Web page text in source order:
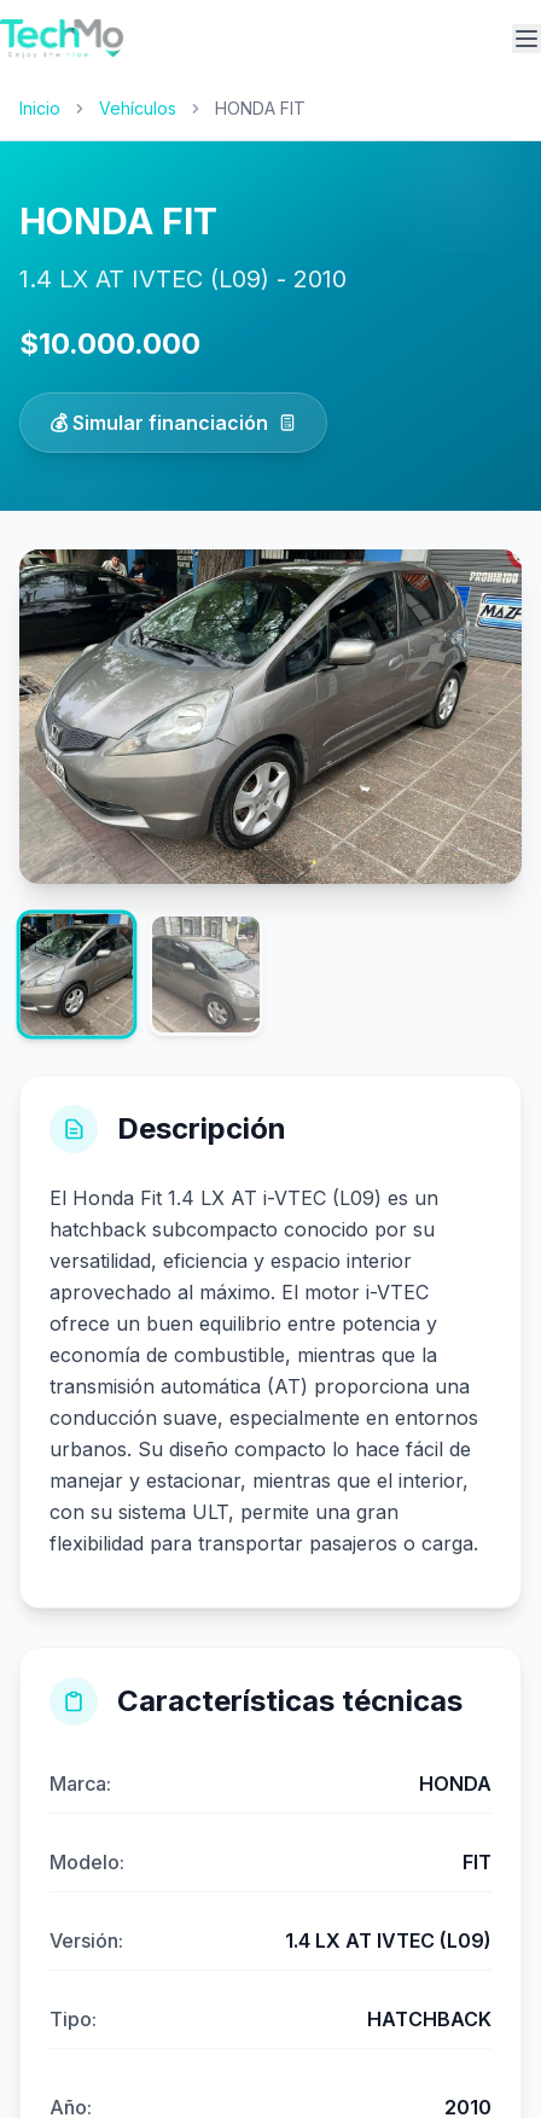
Inicio Vehículos HONDA FIT
HONDA FIT
1.4 LX AT IVTEC (L09) - 2010
$10.000.000
💰 Simular financiación
Descripción
El Honda Fit 1.4 LX AT i-VTEC (L09) es un
hatchback subcompacto conocido por su
versatilidad, eficiencia y espacio interior
aprovechado al máximo. El motor i-VTEC
ofrece un buen equilibrio entre potencia y
economía de combustible, mientras que la
transmisión automática (AT) proporciona una
conducción suave, especialmente en entornos
urbanos. Su diseño compacto lo hace fácil de
manejar y estacionar, mientras que el interior,
con su sistema ULT, permite una gran
flexibilidad para transportar pasajeros o carga.
Características técnicas
Marca: HONDA
Modelo: FIT
Versión: 1.4 LX AT IVTEC (L09)
Tipo: HATCHBACK
Año: 2010